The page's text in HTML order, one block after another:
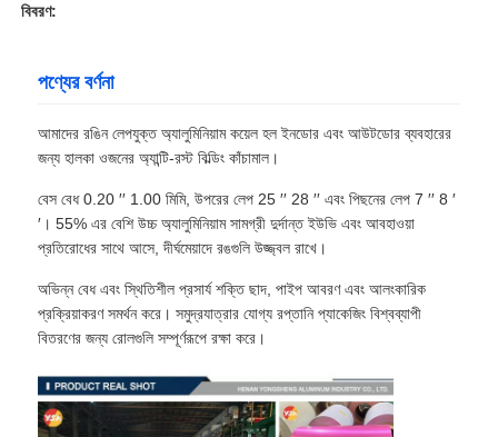
বিবরণ:
পণ্যের বর্ণনা
আমাদের রঙিন লেপযুক্ত অ্যালুমিনিয়াম কয়েল হল ইনডোর এবং আউটডোর ব্যবহারের
জন্য হালকা ওজনের অ্যান্টি-রস্ট বিল্ডিং কাঁচামাল।
বেস বেধ 0.20 ′′ 1.00 মিমি, উপরের লেপ 25 ′′ 28 ′′ এবং পিছনের লেপ 7 ′′ 8 ′
′। 55% এর বেশি উচ্চ অ্যালুমিনিয়াম সামগ্রী দুর্দান্ত ইউভি এবং আবহাওয়া
প্রতিরোধের সাথে আসে, দীর্ঘমেয়াদে রঙগুলি উজ্জ্বল রাখে।
অভিন্ন বেধ এবং স্থিতিশীল প্রসার্য শক্তি ছাদ, পাইপ আবরণ এবং আলংকারিক
প্রক্রিয়াকরণ সমর্থন করে। সমুদ্রযাত্রার যোগ্য রপ্তানি প্যাকেজিং বিশ্বব্যাপী
বিতরণের জন্য রোলগুলি সম্পূর্ণরূপে রক্ষা করে।